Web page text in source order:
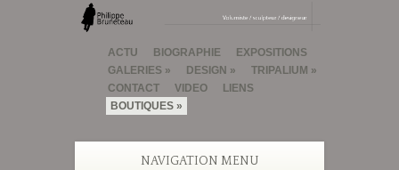
ACTU BIOGRAPHIE
EXPOSITIONS
GALERIES
DESIGN
TRIPALIUM
CONTACT
VIDEO
LIENS
BOUTIQUES
NAVIGATION MENU